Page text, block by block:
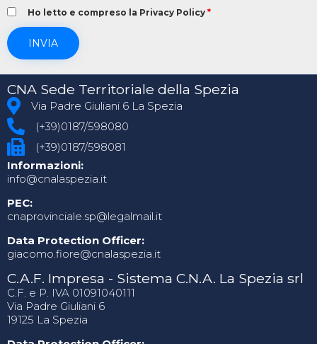
Ho letto e compreso la Privacy Policy *
CNA Sede Territoriale della Spezia
Via Padre Giuliani 6 La Spezia
(+39)0187/598080
(+39)0187/598081
Informazioni:
info@cnalaspezia.it
PEC:
cnaprovinciale.sp@legalmail.it
Data Protection Officer:
giacomo.fiore@cnalaspezia.it
C.A.F. Impresa - Sistema C.N.A. La Spezia srl
C.F. e P. IVA 01091040111
Via Padre Giuliani 6
19125 La Spezia